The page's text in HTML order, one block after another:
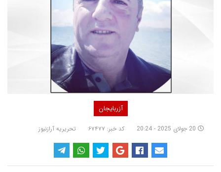
آزربایجان
20 جولای 2025 - 20:24 کد خبر: ۶۷۴۷۷ تحریریه آرازنیوز